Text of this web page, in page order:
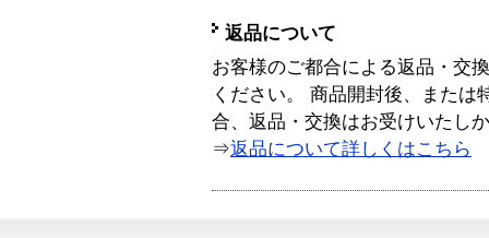
返品について
お客様のご都合による返品・交
ください。 商品開封後、または
合、返品・交換はお受けいたし
⇒返品について詳しくはこちら